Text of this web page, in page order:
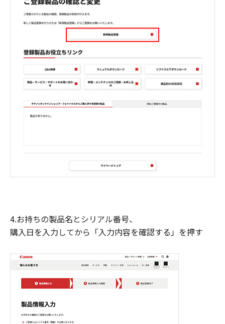
4.お持ちの製品名とシリアル番号、
購入日を入力してから「入力内容を確認する」を押す